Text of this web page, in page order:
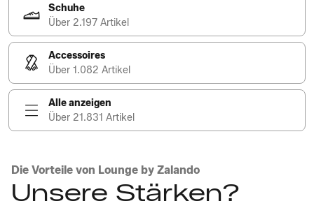
Schuhe
Über 2.197 Artikel
Accessoires
Über 1.082 Artikel
Alle anzeigen
Über 21.831 Artikel
Die Vorteile von Lounge by Zalando
Unsere Stärken?